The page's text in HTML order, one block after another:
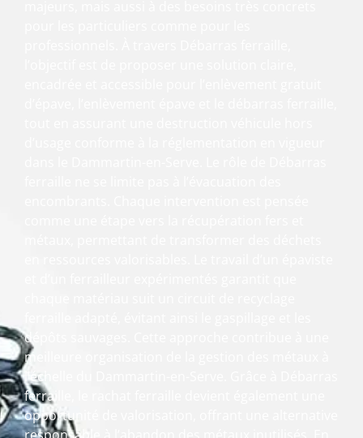
dépôts sauvages. Cette approche contribue à une
meilleure organisation de la gestion des métaux à
l’échelle du Dammartin-en-Serve. Grâce à Débarras
ferraille, le rachat ferraille devient également une
opportunité de valorisation, offrant une alternative